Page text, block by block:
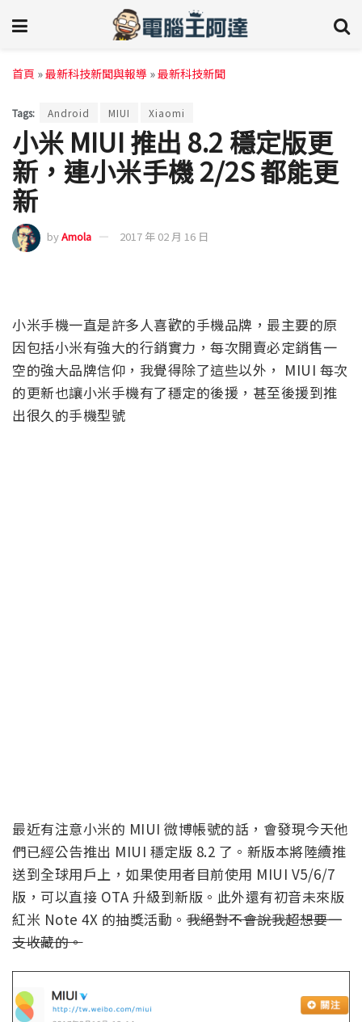
首頁 »最新科技新聞與報導 »最新科技新聞
Tags: Android MIUI Xiaomi
小米 MIUI 推出 8.2 穩定版更
新，連小米手機 2/2S 都能更
新
byAmola 2017 年 02 月 16 日
小米手機一直是許多人喜歡的手機品牌，最主要的原
因包括小米有強大的行銷實力，每次開賣必定銷售一
空的強大品牌信仰，我覺得除了這些以外， MIUI 每次
的更新也讓小米手機有了穩定的後援，甚至後援到推
出很久的手機型號
最近有注意小米的 MIUI 微博帳號的話，會發現今天他
們已經公告推出 MIUI 穩定版 8.2 了。新版本將陸續推
送到全球用戶上，如果使用者目前使用 MIUI V5/6/7
版，可以直接 OTA 升級到新版。此外還有初音未來版
紅米 Note 4X 的抽獎活動。我絕對不會說我超想要一
支收藏的。